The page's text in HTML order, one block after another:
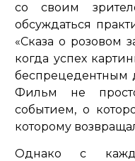
со своим
обсуждаться
«Сказа о розовом
когда успех
беспрецедентным
Фильм не
событием, о
которому
Однако с